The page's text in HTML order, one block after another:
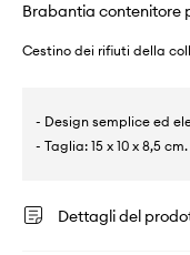
Brabantia contenitore
Cestino dei rifiuti della
- Design semplice ed
- Taglia: 15 x 10 x 8,5 cm.
Dettagli del